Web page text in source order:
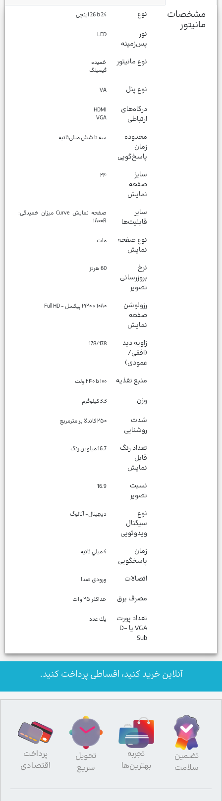
مشخصات
مانیتور
نوع 24 تا 26 اینچی
نور
پس‌زمینه
LED
نوع مانیتور
خمیده
گیمینگ
نوع پنل VA
درگاه‌های
ارتباطی
HDMI
VGA
محدوده
زمان
پاسخ‌گویی
سه تا شش میلی‌ثانیه
سایز
صفحه
نمایش
۲۴
سایر
قابلیت‌ها
صفحه نمایش Curve میزان خمیدگی:
۱۸۰۰R
نوع صفحه‌
نمایش
مات
نرخ
بروزرسانی
تصویر
60 هرتز
رزولوشن
صفحه
نمایش
۱۰۸۰ × ۱۹۲۰ پیکسل - Full HD
زاویه دید
(افقی/
عمودی)
178/178
منبع تغذیه ۱۰۰ تا ۲۴۰ ولت
وزن 3.3 كيلوگرم
شدت
روشنایی
۲۵۰ کاندلا بر مترمربع
تعداد رنگ
قابل
نمایش
16.7 ميلوين رنگ
نسبت
تصویر
16.9
نوع
سیگنال
ویدوئویی
ديجيتال- آنالوگ
زمان
پاسخگویی
4 ميلي ثانيه
اتصالات ورودی صدا
مصرف برق حداکثر ۲۵ وات
تعداد پورت
VGA یا D-
Sub
يك عدد
آنلاین خرید کنید، اقساطی پرداخت کنید.
تضمین
سلامت
تجربه
بهترین‌ها
تحویل
سریع
پرداخت
اقتصادی